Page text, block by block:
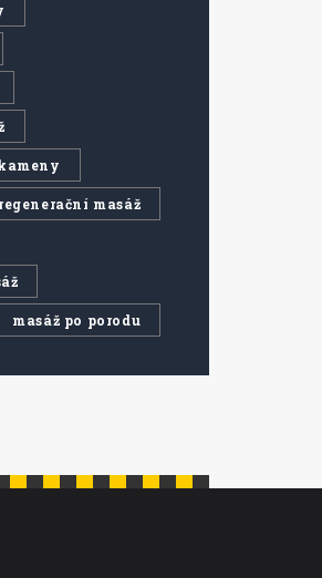
regenerační masáž
masáž po porodu